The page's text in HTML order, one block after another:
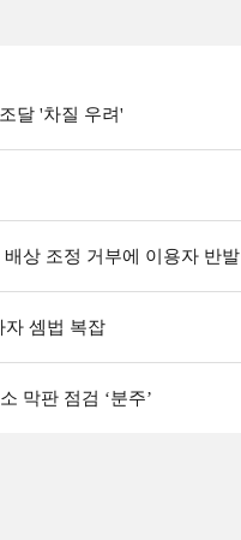
달 '차질 우려'
상 조정 거부에 이용자 반발
셈법 복잡
막판 점검 ‘분주’